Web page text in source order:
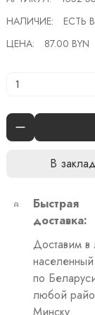
НАЛИЧИЕ:
ЕСТЬ
ЦЕНА:
87.00 BYN
В
Быстрая
доставка:
Доставим
населенный
по
любой
Минску